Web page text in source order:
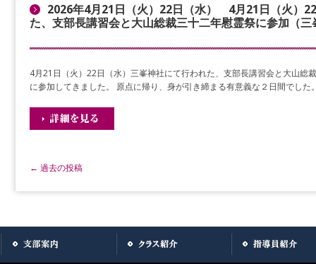
2026年4月21日（火）22日（水） 4月21日（火）
た、支部長講習会と大山総裁三十二年慰霊祭に参加（三
4月21日（火）22日（水）三峯神社にて行われた、支部長講習会と大山総
に参加してきました。 原点に帰り、身が引き締まる有意義な２日間でした
投稿ナビゲーション
← 過去の投稿